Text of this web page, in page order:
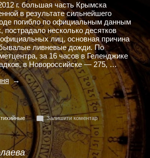
г. большая часть Крымска
в результате сильнейшего
погибло по официальным данным
пострадало несколько десятков
лиц, основная причина
ливневые дожди. По
за 16 часов в Геленджике
в Новороссийске — 275, …
"НАВОДНЕНИЕ
В
КРЫМСКЕ"
Залишити коментардо
НАВОДНЕНИЕ
В
КРЫМСКЕ